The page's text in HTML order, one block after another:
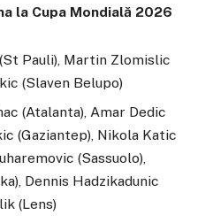
la Cupa Mondială 2026
Pauli), Martin Zlomislic
(Slaven Belupo)
(Atalanta), Amar Dedic
(Gaziantep), Nikola Katic
(Sassuolo),
Dennis Hadzikadunic
(Lens)